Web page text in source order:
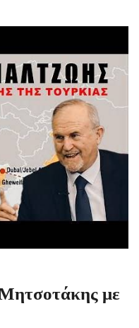
Μητσοτάκης με